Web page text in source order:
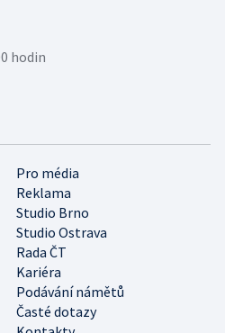
Pro média
Reklama
Studio Brno
Studio Ostrava
Rada ČT
Kariéra
Podávání námětů
Časté dotazy
hodin